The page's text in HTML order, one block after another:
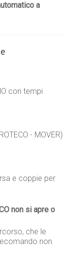
a
con tempi
- MOVER)
e coppie per
non si apre o
che le
non